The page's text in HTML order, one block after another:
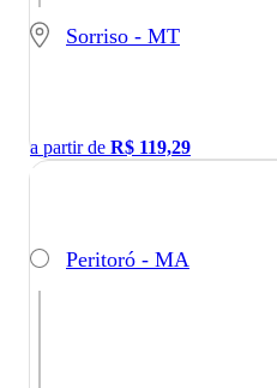
Sorriso - MT
a partir de R$ 119,29
Peritoró - MA